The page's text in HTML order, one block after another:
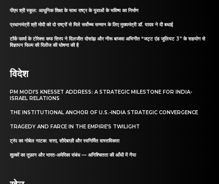
पीएम श्री स्कूल: आधुनिक शिक्षा के साथ राष्ट्र के युवाओं के भविष्य का निर्माण
प्रधानमंत्री श्री मोदी को दो राष्ट्रों से मिले सर्वोच्च सम्मान के लिए मुख्यमंत्री डॉ. यादव ने दी बधाई
टॉर्क फार्मा के टोरेक्स कफ सिरप ने दिलजीत दोसांझ और नीरू बाजवा अभिनीत “जट्ट एंड जूलियट 3” के सहयोग से
विज्ञापन फिल्म की रिलीज की घोषणा की है
विदेश
PM MODI’S KNESSET ADDRESS: A STRATEGIC MILESTONE FOR INDIA-
ISRAEL RELATIONS
THE INSTITUTIONAL ANCHOR OF U.S.-INDIA STRATEGIC CONVERGENCE
TRAGEDY AND FARCE IN THE EMPIRE’S TWILIGHT
ट्रंप का नोबेल नाटक: सत्ता, सौदेबाज़ी और स्वनिर्मित वास्तविकता
शुल्कों का तूफ़ान और भारत-अमेरिका संबंध — अनिश्चितता की आँधी में नैया